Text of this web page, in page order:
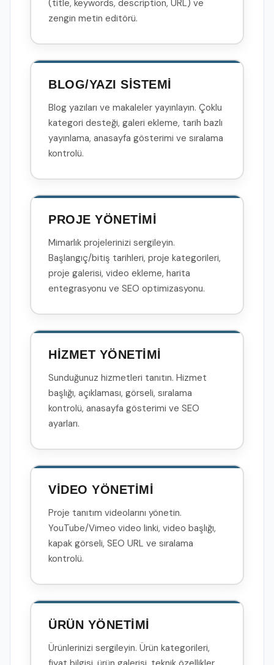
(title, keywords, description, URL) ve
zengin metin editörü.
BLOG/YAZI SİSTEMİ
Blog yazıları ve makaleler yayınlayın. Çoklu
kategori desteği, galeri ekleme, tarih bazlı
yayınlama, anasayfa gösterimi ve sıralama
kontrolü.
PROJE YÖNETİMİ
Mimarlık projelerinizi sergileyin.
Başlangıç/bitiş tarihleri, proje kategorileri,
proje galerisi, video ekleme, harita
entegrasyonu ve SEO optimizasyonu.
HİZMET YÖNETİMİ
Sunduğunuz hizmetleri tanıtın. Hizmet
başlığı, açıklaması, görseli, sıralama
kontrolü, anasayfa gösterimi ve SEO
ayarları.
VİDEO YÖNETİMİ
Proje tanıtım videolarını yönetin.
YouTube/Vimeo video linki, video başlığı,
kapak görseli, SEO URL ve sıralama
kontrolü.
ÜRÜN YÖNETİMİ
Ürünlerinizi sergileyin. Ürün kategorileri,